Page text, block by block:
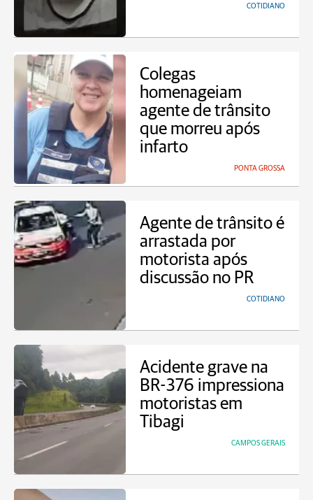
COTIDIANO
Colegas
homenageiam
agente de trânsito
que morreu após
infarto
PONTA GROSSA
Agente de trânsito é
arrastada por
motorista após
discussão no PR
COTIDIANO
Acidente grave na
BR-376 impressiona
motoristas em
Tibagi
CAMPOS GERAIS